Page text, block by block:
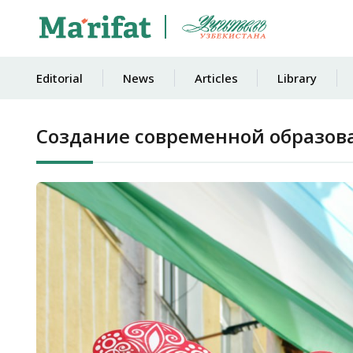
Editorial News Articles Library
Создание современной